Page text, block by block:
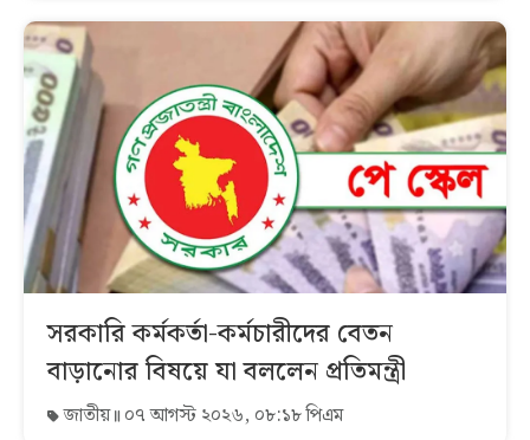
সরকারি কর্মকর্তা-কর্মচারীদের বেতন
বাড়ানোর বিষয়ে যা বললেন প্রতিমন্ত্রী
জাতীয় ০৭ আগস্ট ২০২৬, ০৮:১৮ পিএম